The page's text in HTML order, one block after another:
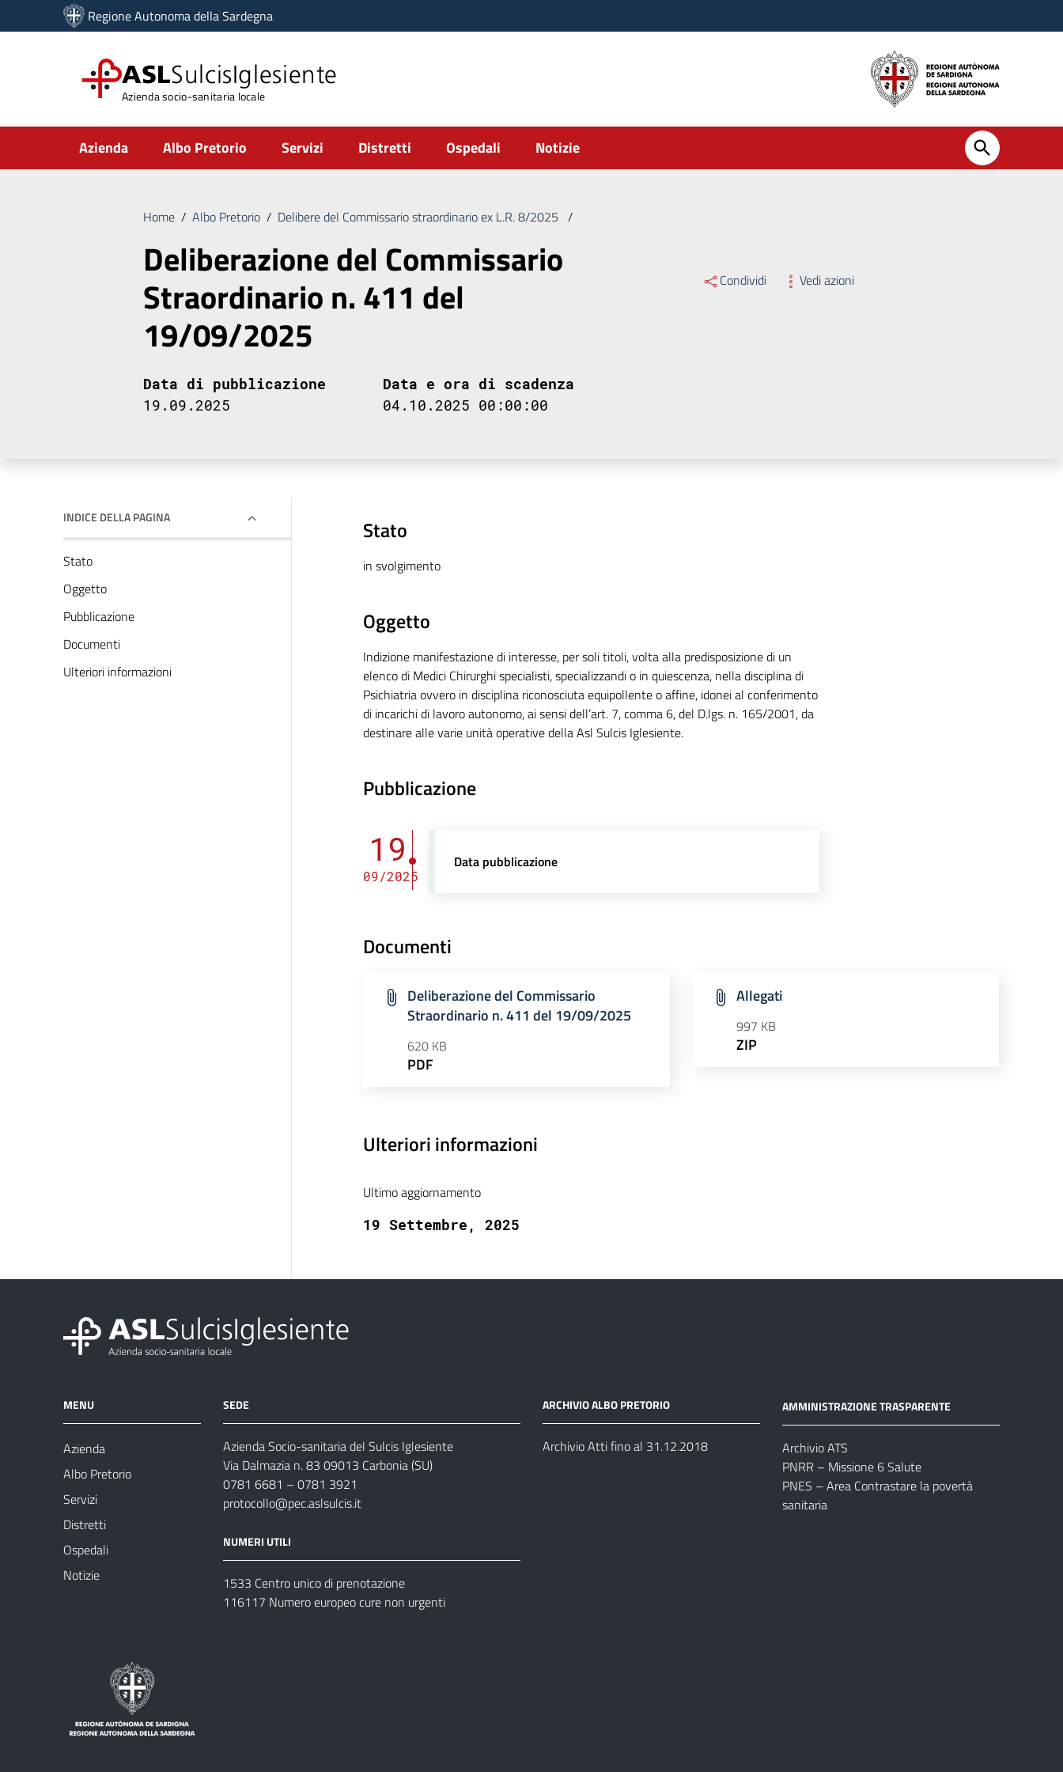
Vai ai contenuti
Vai al menu di navigazione
Regione Autonoma della Sardegna
ASLSulcisIglesiente
Azienda socio-sanitaria locale
Submenu
Azienda Albo Pretorio Servizi Distretti Ospedali Notizie
Home / Albo Pretorio / Delibere del Commissario straordinario ex L.R. 8/2025 /
Deliberazione del Commissario
Straordinario n. 411 del
19/09/2025
Condividi Vedi azioni
Data di pubblicazione
19.09.2025
Data e ora di scadenza
04.10.2025 00:00:00
INDICE DELLA PAGINA
Stato
Oggetto
Pubblicazione
Documenti
Ulteriori informazioni
Stato
in svolgimento
Oggetto
Indizione manifestazione di interesse, per soli titoli, volta alla predisposizione di un
elenco di Medici Chirurghi specialisti, specializzandi o in quiescenza, nella disciplina di
Psichiatria ovvero in disciplina riconosciuta equipollente o affine, idonei al conferimento
di incarichi di lavoro autonomo, ai sensi dell’art. 7, comma 6, del D.lgs. n. 165/2001, da
destinare alle varie unità operative della Asl Sulcis Iglesiente.
Pubblicazione
19
09/2025
Data pubblicazione
Documenti
Deliberazione del Commissario
Straordinario n. 411 del 19/09/2025
620 KB
PDF
Allegati
997 KB
ZIP
Ulteriori informazioni
Ultimo aggiornamento
19 Settembre, 2025
MENU
Azienda
Albo Pretorio
Servizi
Distretti
Ospedali
Notizie
SEDE
Azienda Socio-sanitaria del Sulcis Iglesiente
Via Dalmazia n. 83 09013 Carbonia (SU)
0781 6681 – 0781 3921
protocollo@pec.aslsulcis.it
NUMERI UTILI
1533 Centro unico di prenotazione
116117 Numero europeo cure non urgenti
ARCHIVIO ALBO PRETORIO
Archivio Atti fino al 31.12.2018
AMMINISTRAZIONE TRASPARENTE
Archivio ATS
PNRR – Missione 6 Salute
PNES – Area Contrastare la povertà
sanitaria